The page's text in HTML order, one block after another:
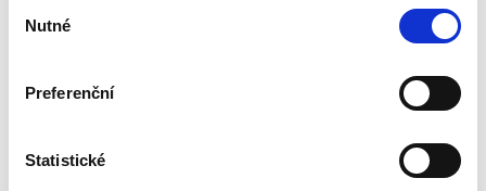
souhlasu
Nutné
Preferenční
Statistické
tak, aby se celý pracovní prostor mohl volně pohybovat,
což umožňuje pohodlně používat tablet nebo smartphone.
dodatečnou montáž - stačí ji vybalit a můžete začít
příslušenství.